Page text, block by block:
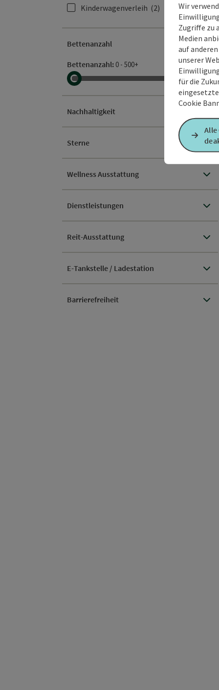
Kinderwagenverleih (2)
Bettenanzahl
Bettenanzahl: 0 - 500+
Nachhaltigkeit
Sterne
Wellness Ausstattung
Dienstleistungen
Reit-Ausstattung
E-Tankstelle / Ladestation
Barrierefreiheit
Wir
Zugriffe zu
Medien
auf
unserer
für die
Cookie
Alle